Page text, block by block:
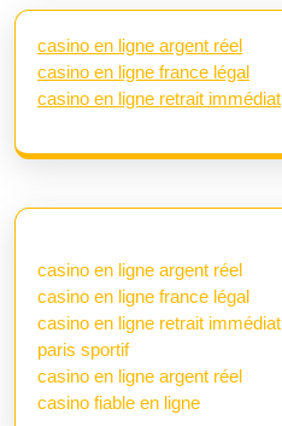
casino en ligne argent réel
casino en ligne france légal
casino en ligne retrait immédiat
casino en ligne argent réel
casino en ligne france légal
casino en ligne retrait immédiat
paris sportif
casino en ligne argent réel
casino fiable en ligne